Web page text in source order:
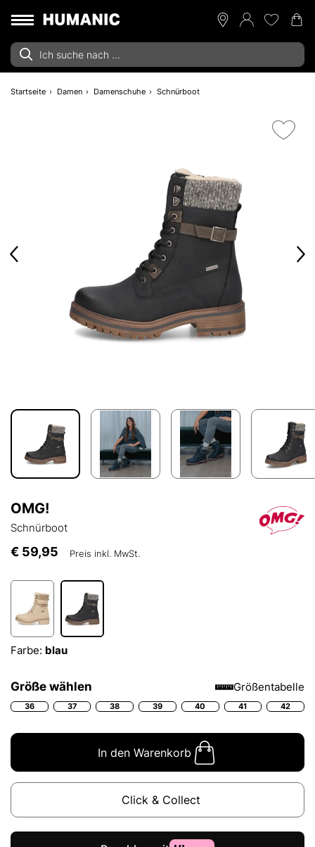
Startseite Damen Damenschuhe Schnürboot
OMG!
Schnürboot
€ 59,95 Preis inkl. MwSt.
Farbe: blau
Größe wählen Größentabelle
36 37 38 39 40 41 42
In den Warenkorb
Click & Collect